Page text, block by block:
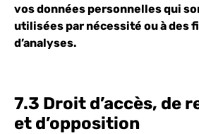
vos données personnelles qui
utilisées par nécessité ou à des
d’analyses.
7.3 Droit d’accès, de
et d’opposition